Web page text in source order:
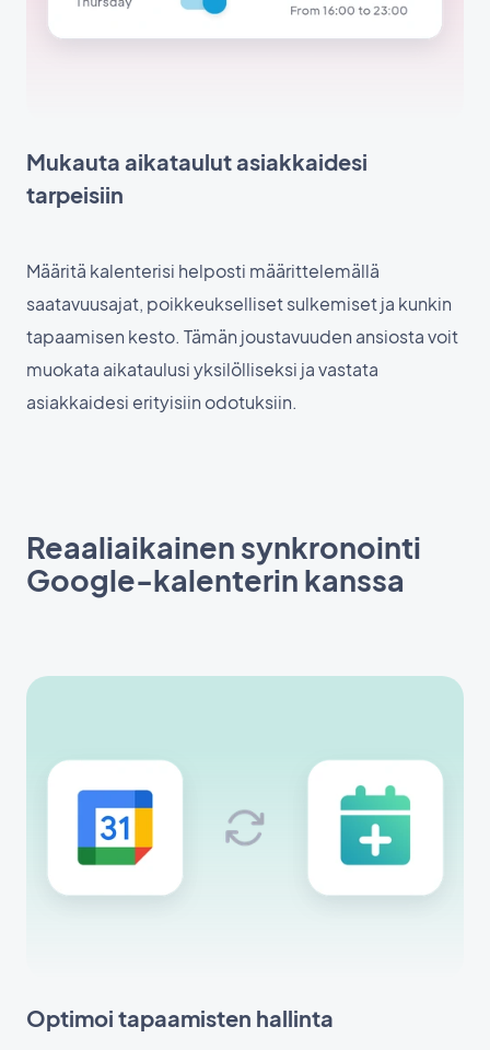
Mukauta aikataulut asiakkaidesi
tarpeisiin
Määritä kalenterisi helposti määrittelemällä
saatavuusajat, poikkeukselliset sulkemiset ja kunkin
tapaamisen kesto. Tämän joustavuuden ansiosta voit
muokata aikataulusi yksilölliseksi ja vastata
asiakkaidesi erityisiin odotuksiin.
Reaaliaikainen synkronointi
Google-kalenterin kanssa
Optimoi tapaamisten hallinta